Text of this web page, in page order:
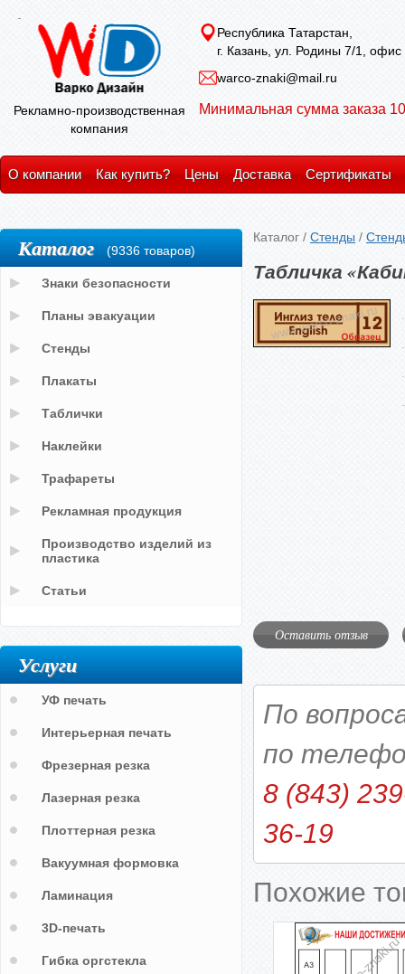
Рекламно-производственная
компания
Республика Татарстан,
г. Казань, ул. Родины 7/1, офис
warco-znaki@mail.ru
Минимальная сумма заказа
О компании Как купить? Цены Доставка Сертификаты
Каталог / Стенды /
Табличка
Оставить отзыв
По
по
8 (843)
36-19
Похожие
Каталог (9336 товаров)
Знаки безопасности
Планы эвакуации
Стенды
Плакаты
Таблички
Наклейки
Трафареты
Рекламная продукция
Производство изделий из
пластика
Статьи
Услуги
УФ печать
Интерьерная печать
Фрезерная резка
Лазерная резка
Плоттерная резка
Вакуумная формовка
Ламинация
3D-печать
Гибка оргстекла